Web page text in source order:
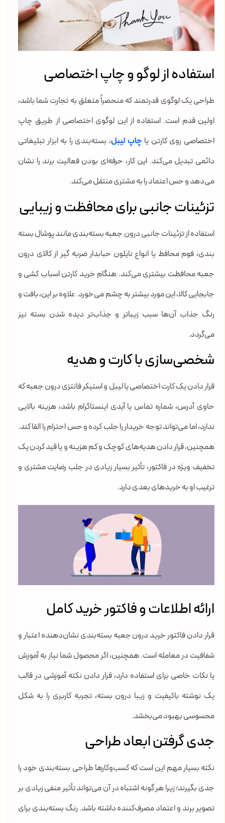
استفاده از لوگو و چاپ اختصاصی
طراحی یک لوگوی قدرتمند که منحصراً متعلق به تجارت شما باشد،
اولین قدم است. استفاده از این لوگوی اختصاصی از طریق چاپ
اختصاصی روی کارتن یا چاپ لیبل، بسته‌بندی را به ابزار تبلیغاتی
دائمی تبدیل می‌کند. این کار، حرفه‌ای بودن فعالیت برند را نشان
می‌دهد و حس اعتماد را به مشتری منتقل می‌کند.
تزئینات جانبی برای محافظت و زیبایی
استفاده از تزئینات جانبی درون جعبه بسته‌بندی مانند پوشال بسته
بندی، فوم محافظ یا انواع نایلون حبابدار ضربه گیر از کالای درون
جعبه محافظت بیشتری می‌کند. هنگام خرید کارتن اسباب کشی و
جابجایی کالا، این مورد بیشتر به چشم می‌خورد. علاوه بر این، بافت و
رنگ جذاب آن‌ها سبب زیباتر و جذاب‌تر دیده شدن بسته نیز
می‌گردد.
شخصی‌سازی با کارت و هدیه
قرار دادن یک کارت اختصاصی یا لیبل و استیکر فانتزی درون جعبه که
حاوی آدرس، شماره تماس یا آیدی اینستاگرام باشد، هزینه بالایی
ندارد، اما می‌تواند توجه خریدار را جلب کرده و حس احترام را القا کند.
همچنین، قرار دادن هدیه‌های کوچک و کم هزینه و یا قید کردن یک
تخفیف ویژه در فاکتور، تأثیر بسیار زیادی در جلب رضایت مشتری و
ترغیب او به خریدهای بعدی دارد.
ارائه اطلاعات و فاکتور خرید کامل
قرار دادن فاکتور خرید درون جعبه بسته‌بندی نشان‌دهنده اعتبار و
شفافیت در معامله است. همچنین، اگر محصول شما نیاز به آموزش
یا نکات خاصی برای استفاده دارد، قرار دادن نکته آموزشی در قالب
یک نوشته باکیفیت و زیبا درون بسته، تجربه کاربری را به شکل
محسوسی بهبود می‌بخشد.
جدی گرفتن ابعاد طراحی
نکته بسیار مهم این است که کسب‌وکارها طراحی بسته‌بندی خود را
جدی بگیرند؛ زیرا هر گونه اشتباه در آن می‌تواند تأثیر منفی زیادی بر
تصویر برند و اعتماد مصرف‌کننده داشته باشد. رنگ بسته‌بندی برای